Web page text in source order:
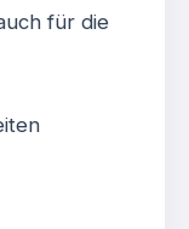
für die